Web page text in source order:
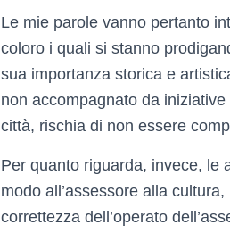
Le mie parole vanno pertanto
coloro i quali si stanno
sua importanza storica e
non accompagnato da
città, rischia di non essere
Per quanto riguarda, invece, le
modo all’assessore alla
correttezza dell’operato